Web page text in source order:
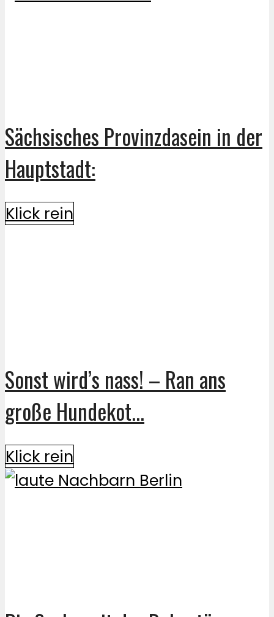
Sächsisches Provinzdasein in der
Hauptstadt:
Klick rein
Sonst wird’s nass! – Ran ans
große Hundekot...
Klick rein